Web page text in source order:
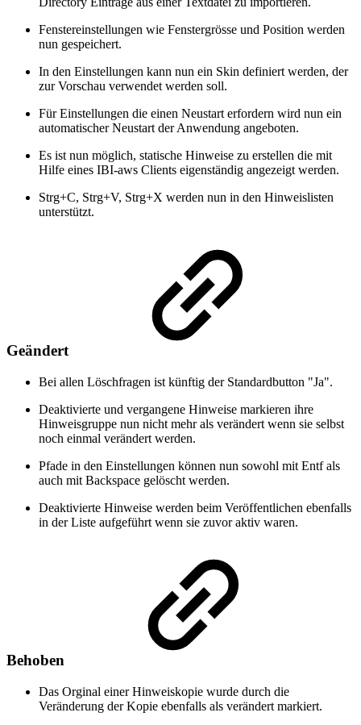
Fenstereinstellungen wie Fenstergrösse und Position werden
nun gespeichert.
In den Einstellungen kann nun ein Skin definiert werden, der
zur Vorschau verwendet werden soll.
Für Einstellungen die einen Neustart erfordern wird nun ein
automatischer Neustart der Anwendung angeboten.
Es ist nun möglich, statische Hinweise zu erstellen die mit
Hilfe eines IBI-aws Clients eigenständig angezeigt werden.
Strg+C, Strg+V, Strg+X werden nun in den Hinweislisten
unterstützt.
Geändert
Bei allen Löschfragen ist künftig der Standardbutton "Ja".
Deaktivierte und vergangene Hinweise markieren ihre
Hinweisgruppe nun nicht mehr als verändert wenn sie selbst
noch einmal verändert werden.
Pfade in den Einstellungen können nun sowohl mit Entf als
auch mit Backspace gelöscht werden.
Deaktivierte Hinweise werden beim Veröffentlichen ebenfalls
in der Liste aufgeführt wenn sie zuvor aktiv waren.
Behoben
Das Orginal einer Hinweiskopie wurde durch die
Veränderung der Kopie ebenfalls als verändert markiert.